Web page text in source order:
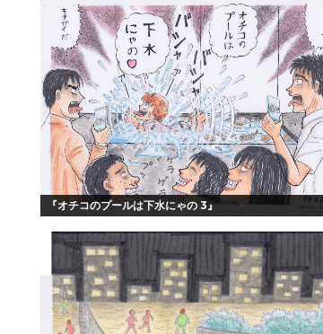
『オチコのプールは下水にゃの 3』